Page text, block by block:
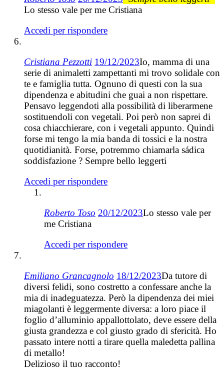
Lo stesso vale per me Cristiana
Accedi per rispondere
Cristiana Pezzotti 19/12/2023Io, mamma di una
serie di animaletti zampettanti mi trovo solidale con
te e famiglia tutta. Ognuno di questi con la sua
dipendenza e abitudini che guai a non rispettare.
Pensavo leggendoti alla possibilità di liberarmene
sostituendoli con vegetali. Poi però non saprei di
cosa chiacchierare, con i vegetali appunto. Quindi
forse mi tengo la mia banda di tossici e la nostra
quotidianità. Forse, potremmo chiamarla sádica
soddisfazione ? Sempre bello leggerti
Accedi per rispondere
Roberto Toso 20/12/2023Lo stesso vale per
me Cristiana
Accedi per rispondere
Emiliano Grancagnolo 18/12/2023Da tutore di
diversi felidi, sono costretto a confessare anche la
mia di inadeguatezza. Però la dipendenza dei miei
miagolanti è leggermente diversa: a loro piace il
foglio d’alluminio appallottolato, deve essere della
giusta grandezza e col giusto grado di sfericità. Ho
passato intere notti a tirare quella maledetta pallina
di metallo!
Delizioso il tuo racconto!